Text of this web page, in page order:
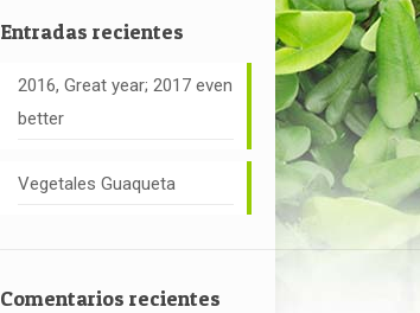
Entradas recientes
2016, Great year; 2017 even
better
Vegetales Guaqueta
Comentarios recientes